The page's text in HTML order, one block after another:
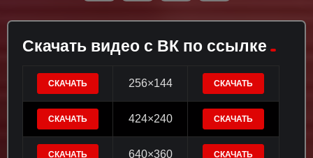
Скачать видео с ВК по ссылке
СКАЧАТЬ 256×144 СКАЧАТЬ
СКАЧАТЬ 424×240 СКАЧАТЬ
СКАЧАТЬ 640×360 СКАЧАТЬ